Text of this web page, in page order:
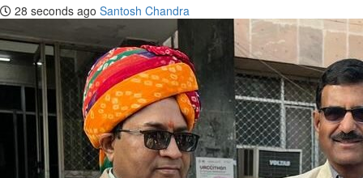
28 seconds ago Santosh Chandra